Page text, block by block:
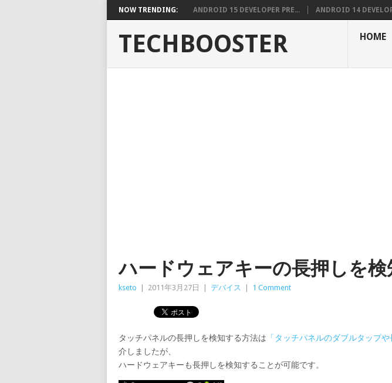
NOW TRENDING: ANDROID 15 DEVELOPER PRE... ANDROID 14
TECHBOOSTER HOME
ハードウェアキーの長押しを検
kseto 2011年3月27日 デバイス 1 Comment
タッチパネルの長押しを検知する方法は 「タッチパネルのダブルタップや
介しましたが、
ハードウェアキーも長押しを検知することが可能です。